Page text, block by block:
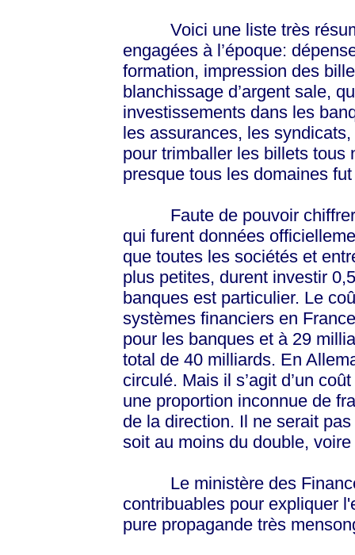
Voici une liste très
engagées à l’époque:
formation, impression des
blanchissage d’argent sale,
investissements dans les
les assurances, les
pour trimballer les billets tous
presque tous les domaines
Faute de pouvoir chiffrer
qui furent données
que toutes les sociétés et
plus petites, durent investir
banques est particulier. Le
systèmes financiers en
pour les banques et à 29
total de 40 milliards. En
circulé. Mais il s’agit d’un
une proportion inconnue de
de la direction. Il ne serait
soit au moins du double,
Le ministère des
contribuables pour expliquer
pure propagande très